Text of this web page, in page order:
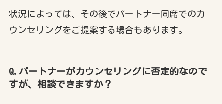
状況によっては、その後でパートナー同席でのカ
ウンセリングをご提案する場合もあります。
Q.パートナーがカウンセリングに否定的なので
すが、相談できますか？